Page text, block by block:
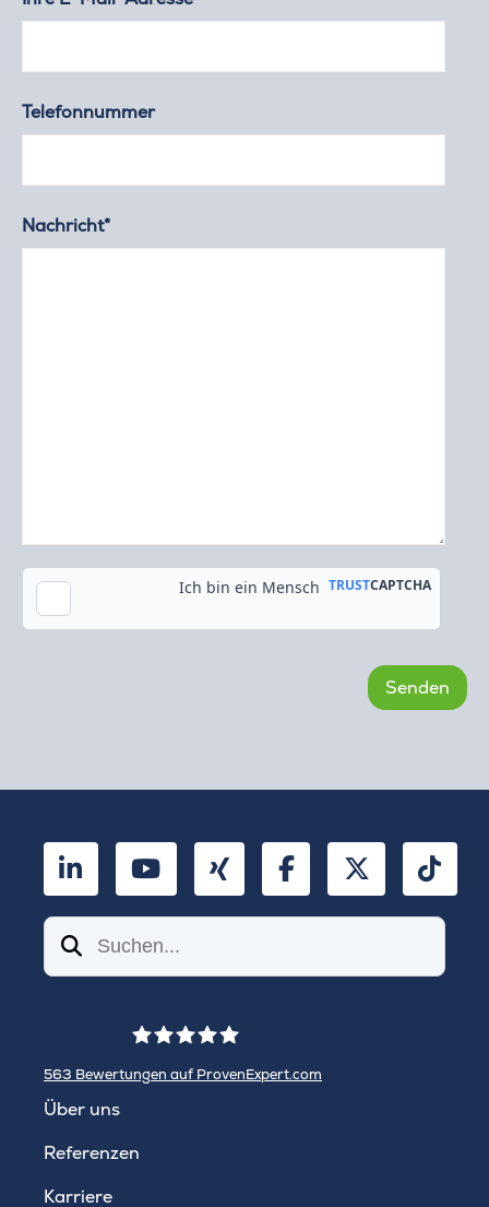
Telefonnummer
Nachricht*
Kopie an meine E-Mail-Adresse senden
LinkedInYouTubeXing FacebookTwitter
Suchen
563 Bewertungen auf ProvenExpert.com
Über uns
Referenzen
Karriere